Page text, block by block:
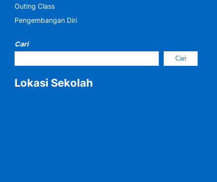
Outing Class
Pengembangan Diri
Cari
Cari
Lokasi Sekolah